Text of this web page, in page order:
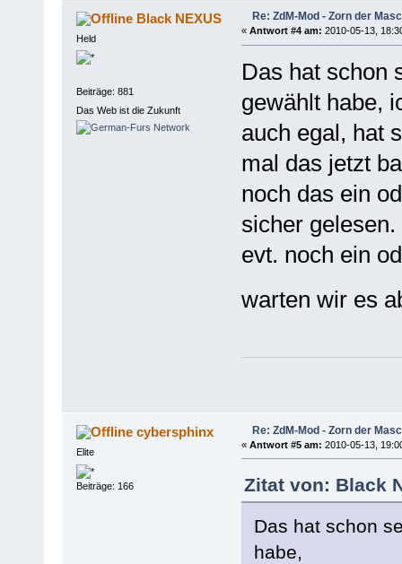
Black NEXUS
Held
Beiträge: 881
Das Web ist die Zukunft
Re: ZdM-Mod - Zorn der
« Antwort #4 am: 2010-05-13,
Das hat schon
gewählt habe,
auch egal, hat
mal das jetzt
noch das ein
sicher
evt. noch ein
warten wir es
cybersphinx
Elite
Beiträge: 166
Re: ZdM-Mod - Zorn der
« Antwort #5 am: 2010-05-13,
Zitat von: Black
Das hat schon
habe,